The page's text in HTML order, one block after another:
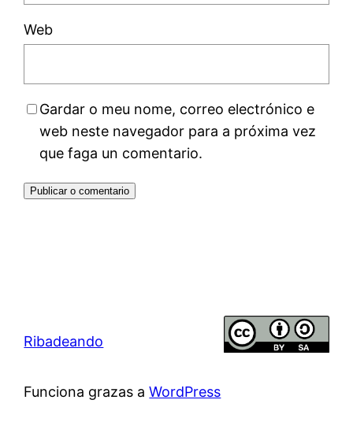
Web
Gardar o meu nome, correo electrónico e
web neste navegador para a próxima vez
que faga un comentario.
Ribadeando
Funciona grazas aWordPress